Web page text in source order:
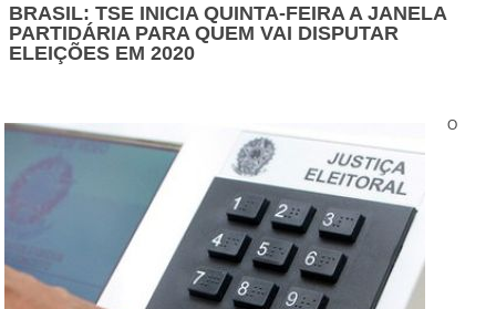
BRASIL: TSE INICIA QUINTA-FEIRA A JANELA
PARTIDÁRIA PARA QUEM VAI DISPUTAR
ELEIÇÕES EM 2020
O